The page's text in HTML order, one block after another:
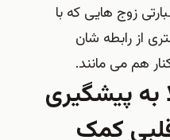
زوج هایی که با
از رابطه شان
هم می مانند.
به پیشگیری
کمک